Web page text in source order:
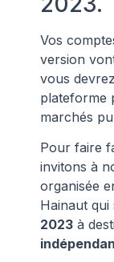
Vos
version
vous
plateforme
marchés
Pour faire
invitons à
organisée
Hainaut qui
2023 à